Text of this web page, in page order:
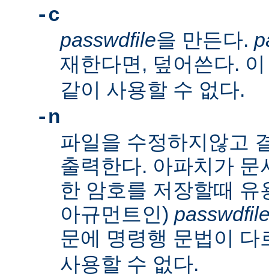
-c
passwdfile을 만든다.
재한다면, 덮어쓴다.
같이 사용할 수 없다.
-n
파일을 수정하지않고
출력한다. 아파치가 문
한 암호를 저장할때
아규먼트인)
문에 명령행 문법이
사용할 수 없다.